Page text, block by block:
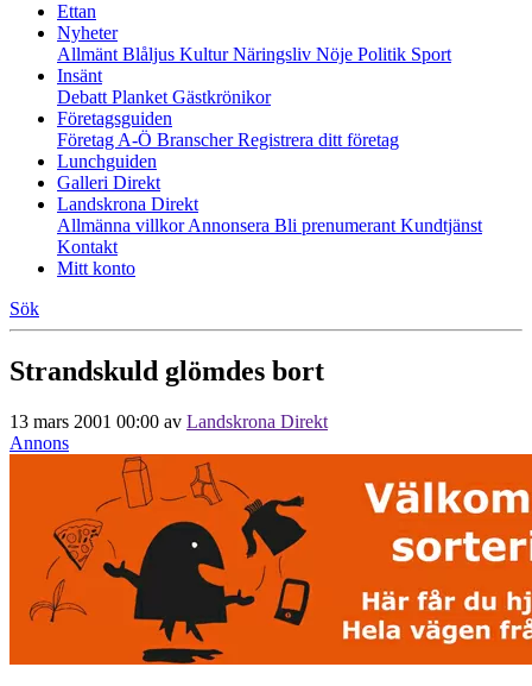
Ettan
Nyheter
Allmänt Blåljus KulturNäringsliv Nöje Politik Sport
Insänt
Debatt Planket Gästkrönikor
Företagsguiden
Företag A-Ö BranscherRegistrera ditt företag
Lunchguiden
Galleri Direkt
Landskrona Direkt
Allmänna villkorAnnonsera Bli prenumerant Kundtjänst
Kontakt
Mitt konto
Sök
Strandskuld glömdes bort
13 mars 2001 00:00 av Landskrona Direkt
Annons